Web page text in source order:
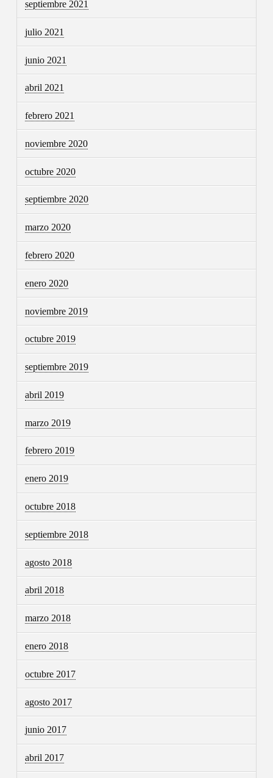
septiembre 2021
julio 2021
junio 2021
abril 2021
febrero 2021
noviembre 2020
octubre 2020
septiembre 2020
marzo 2020
febrero 2020
enero 2020
noviembre 2019
octubre 2019
septiembre 2019
abril 2019
marzo 2019
febrero 2019
enero 2019
octubre 2018
septiembre 2018
agosto 2018
abril 2018
marzo 2018
enero 2018
octubre 2017
agosto 2017
junio 2017
abril 2017